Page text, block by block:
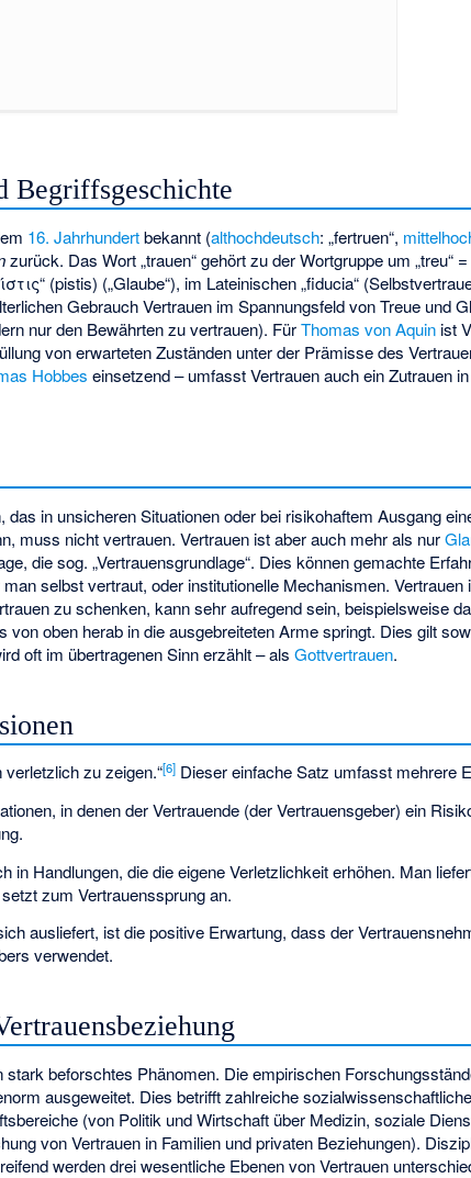
Begriffsgeschichte
16. Jahrhundertbekannt (althochdeutsch: „fertruen“,
zurück. Das Wort „trauen“ gehört zu der Wortgruppe um „treu“ =
(pistis) („Glaube“), im Lateinischen „fiducia“
Gebrauch Vertrauen im Spannungsfeld von Treue und
nur den Bewährten zu vertrauen). FürThomas von Aquin ist
von erwarteten Zuständen unter der Prämisse des
Hobbes einsetzend – umfasst Vertrauen auch ein Zutrauen
das in unsicheren Situationen oder bei risikohaftem Ausgang
muss nicht vertrauen. Vertrauen ist aber auch mehr als nur
die sog. „Vertrauensgrundlage“. Dies können gemachte
selbst vertraut, oder institutionelle Mechanismen. Vertrauen
zu schenken, kann sehr aufregend sein, beispielsweise
von oben herab in die ausgebreiteten Arme springt. Dies gilt
oft im übertragenen Sinn erzählt – alsGottvertrauen.
verletzlich zu zeigen.“[6] Dieser einfache Satz umfasst mehrere
in denen der Vertrauende (der Vertrauensgeber) ein
in Handlungen, die die eigene Verletzlichkeit erhöhen. Man
zum Vertrauenssprung an.
ausliefert, ist die positive Erwartung, dass der
verwendet.
stark beforschtes Phänomen. Die empirischen
ausgeweitet. Dies betrifft zahlreiche
(von Politik und Wirtschaft über Medizin, soziale
von Vertrauen in Familien und privaten Beziehungen).
werden drei wesentliche Ebenen von Vertrauen